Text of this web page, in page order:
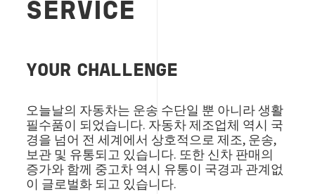
SERVICE
YOUR CHALLENGE
오늘날의 자동차는 운송 수단일 뿐 아니라 생활
필수품이 되었습니다. 자동차 제조업체 역시 국
경을 넘어 전 세계에서 상호적으로 제조, 운송,
보관 및 유통되고 있습니다. 또한 신차 판매의
증가와 함께 중고차 역시 유통이 국경과 관계없
이 글로벌화 되고 있습니다.